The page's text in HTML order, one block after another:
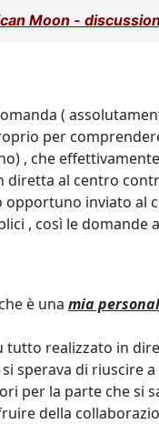
Moon -
(
per
, che
diretta al centro
inviato al
, così le
è una mia
tutto realizzato in
sperava di riuscire
per la parte che si
della